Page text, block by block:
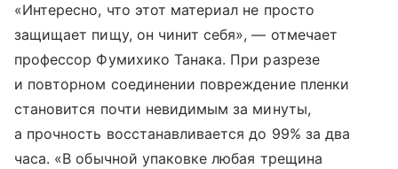
«Интересно, что этот материал не просто
защищает пищу, он чинит себя», — отмечает
профессор Фумихико Танака. При разрезе
и повторном соединении повреждение пленки
становится почти невидимым за минуты,
а прочность восстанавливается до 99% за два
часа. «В обычной упаковке любая трещина